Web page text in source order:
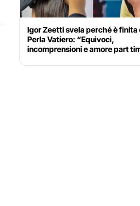
Igor Zeetti svela perché è finita
Perla Vatiero: “Equivoci,
incomprensioni e amore part